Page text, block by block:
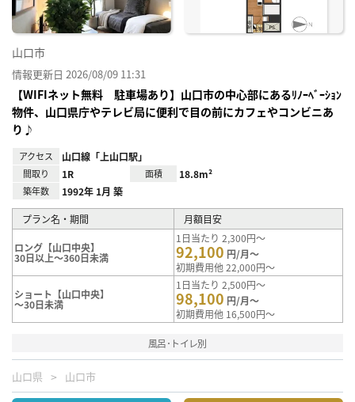
山口市
情報更新日 2026/08/09 11:31
【WIFIネット無料 駐車場あり】山口市の中心部にあるﾘﾉｰﾍﾞｰｼｮﾝ
物件、山口県庁やテレビ局に便利で目の前にカフェやコンビニあ
り♪
アクセス 山口線「上山口駅」
間取り 1R 面積 18.8m²
築年数 1992年 1月 築
プラン名・期間 月額目安
ロング【山口中央】
30日以上～360日未満
1日当たり 2,300円～
92,100 円/月～
初期費用他 22,000円～
ショート【山口中央】
～30日未満
1日当たり 2,500円～
98,100 円/月～
初期費用他 16,500円～
風呂･トイレ別
山口県 山口市